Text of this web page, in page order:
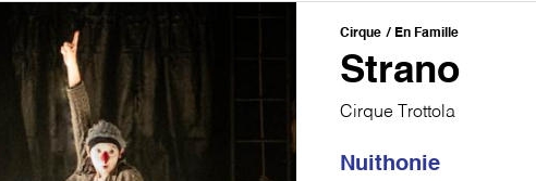
Cirque En Famille
Strano
Cirque Trottola
Nuithonie